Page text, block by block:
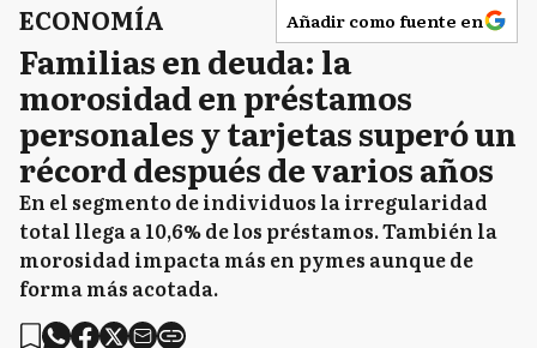
ECONOMÍA Añadir como fuente en
Familias en deuda: la
morosidad en préstamos
personales y tarjetas superó un
récord después de varios años
En el segmento de individuos la irregularidad
total llega a 10,6% de los préstamos. También la
morosidad impacta más en pymes aunque de
forma más acotada.